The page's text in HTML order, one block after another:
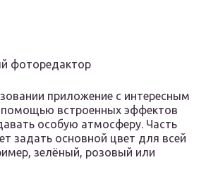
фоторедактор
приложение с интересным
встроенных эффектов
особую атмосферу. Часть
задать основной цвет для всей
зелёный, розовый или